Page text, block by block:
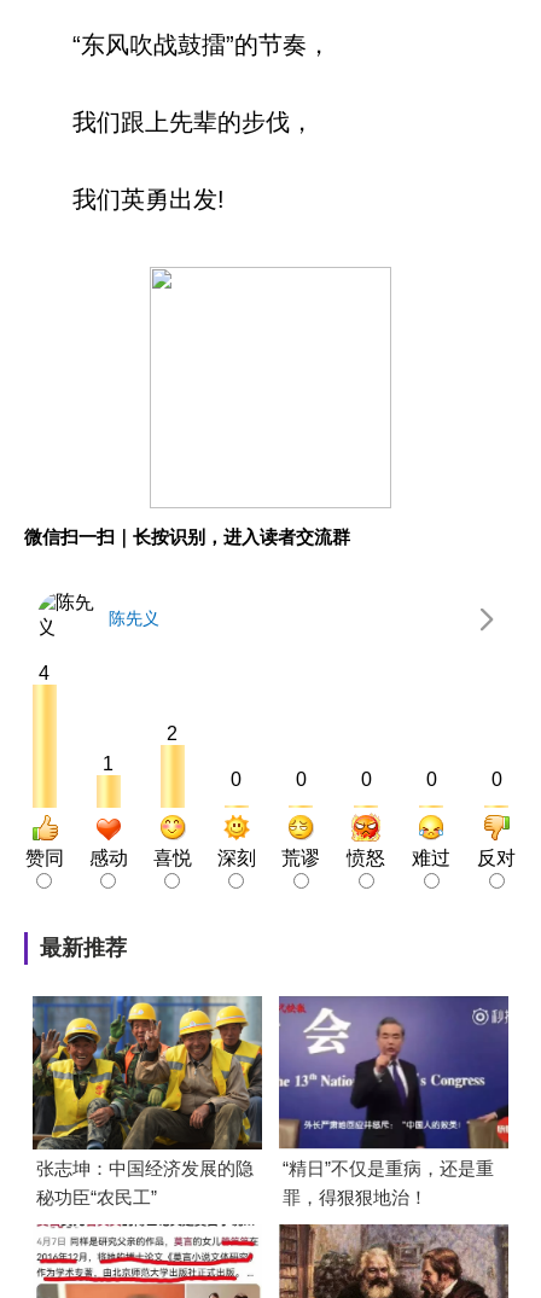
“东风吹战鼓擂”的节奏，
我们跟上先辈的步伐，
我们英勇出发!
微信扫一扫｜长按识别，进入读者交流群
陈先义
4
赞同
1
感动
2
喜悦
0
深刻
0
荒谬
0
愤怒
0
难过
0
反对
最新推荐
张志坤：中国经济发展的隐
秘功臣“农民工”
“精日”不仅是重病，还是重
罪，得狠狠地治！